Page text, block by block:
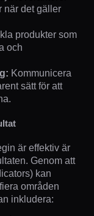
när det gäller
produkter som
och
Kommunicera
sätt för att
är effektiv är
Genom att
kan
områden
inkludera: